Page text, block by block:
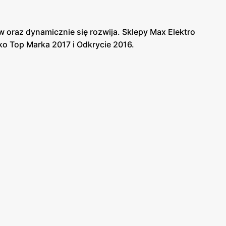
oraz dynamicznie się rozwija. Sklepy Max Elektro
Top Marka 2017 i Odkrycie 2016.
promocje i rabaty. Firma umożliwia również
również organizuje wyprzedaże i akcje dla